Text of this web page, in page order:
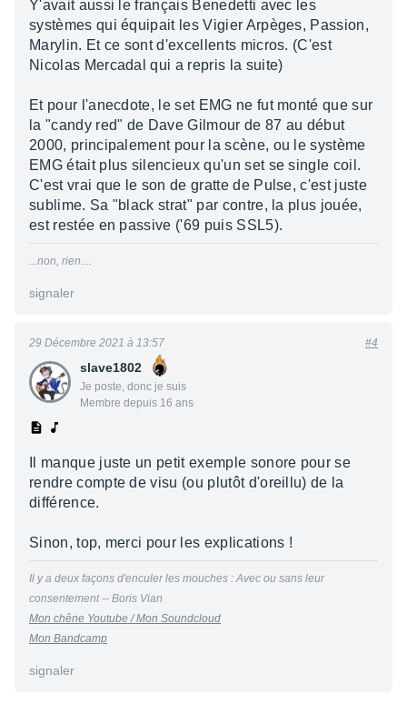
Y'avait aussi le français Benedetti avec les
systèmes qui équipait les Vigier Arpèges, Passion,
Marylin. Et ce sont d'excellents micros. (C'est
Nicolas Mercadal qui a repris la suite)
Et pour l'anecdote, le set EMG ne fut monté que sur
la "candy red" de Dave Gilmour de 87 au début
2000, principalement pour la scène, ou le système
EMG était plus silencieux qu'un set se single coil.
C'est vrai que le son de gratte de Pulse, c'est juste
sublime. Sa "black strat" par contre, la plus jouée,
est restée en passive ('69 puis SSL5).
...non, rien....
signaler
slave1802
Je poste, donc je suis
Membre depuis 16 ans
29 Décembre 2021 à 13:57 #4
Il manque juste un petit exemple sonore pour se
rendre compte de visu (ou plutôt d'oreillu) de la
différence.
Sinon, top, merci pour les explications !
Il y a deux façons d'enculer les mouches : Avec ou sans leur
consentement -- Boris Vian
Mon chêne Youtube /Mon Soundcloud
Mon Bandcamp
signaler